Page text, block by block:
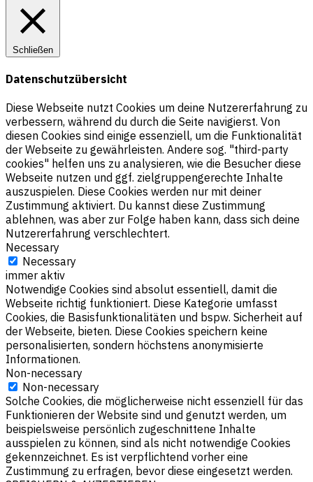
Schließen
Datenschutzübersicht
Diese Webseite nutzt Cookies um deine Nutzererfahrung zu
verbessern, während du durch die Seite navigierst. Von
diesen Cookies sind einige essenziell, um die Funktionalität
der Webseite zu gewährleisten. Andere sog. "third-party
cookies" helfen uns zu analysieren, wie die Besucher diese
Webseite nutzen und ggf. zielgruppengerechte Inhalte
auszuspielen. Diese Cookies werden nur mit deiner
Zustimmung aktiviert. Du kannst diese Zustimmung
ablehnen, was aber zur Folge haben kann, dass sich deine
Nutzererfahrung verschlechtert.
Necessary
Necessary
immer aktiv
Notwendige Cookies sind absolut essentiell, damit die
Webseite richtig funktioniert. Diese Kategorie umfasst
Cookies, die Basisfunktionalitäten und bspw. Sicherheit auf
der Webseite, bieten. Diese Cookies speichern keine
personalisierten, sondern höchstens anonymisierte
Informationen.
Non-necessary
Non-necessary
Solche Cookies, die möglicherweise nicht essenziell für das
Funktionieren der Website sind und genutzt werden, um
beispielsweise persönlich zugeschnittene Inhalte
ausspielen zu können, sind als nicht notwendige Cookies
gekennzeichnet. Es ist verpflichtend vorher eine
Zustimmung zu erfragen, bevor diese eingesetzt werden.